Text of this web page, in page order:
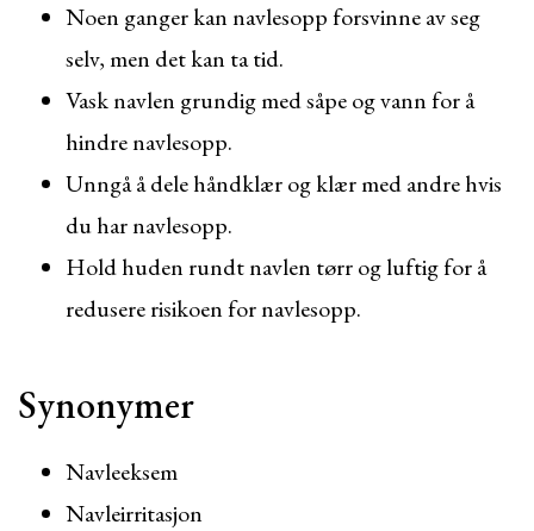
Noen ganger kan navlesopp forsvinne av seg
selv, men det kan ta tid.
Vask navlen grundig med såpe og vann for å
hindre navlesopp.
Unngå å dele håndklær og klær med andre hvis
du har navlesopp.
Hold huden rundt navlen tørr og luftig for å
redusere risikoen for navlesopp.
Synonymer
Navleeksem
Navleirritasjon